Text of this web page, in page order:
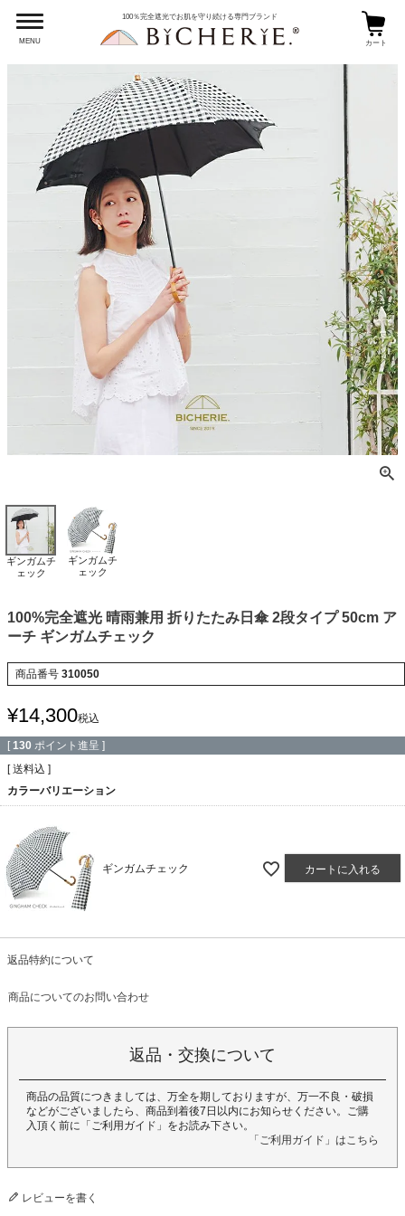
MENU
100％完全遮光でお肌を守り続ける専門ブランド
カート
ギンガムチ
ェック
ギンガムチ
ェック
100%完全遮光 晴雨兼用 折りたたみ日傘 2段タイプ 50cm ア
ーチ ギンガムチェック
商品番号 310050
¥14,300税込
[ 130 ポイント進呈 ]
送料込
カラーバリエーション
ギンガムチェック カートに入れる
返品特約について
商品についてのお問い合わせ
返品・交換について
商品の品質につきましては、万全を期しておりますが、万一不良・破損
などがございましたら、商品到着後7日以内にお知らせください。ご購
入頂く前に「ご利用ガイド」をお読み下さい。
「ご利用ガイド」はこちら
レビューを書く